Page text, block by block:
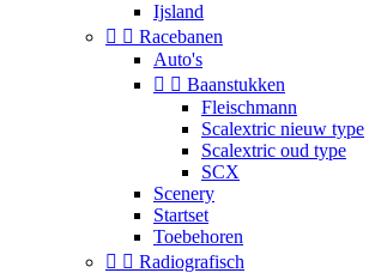
Ijsland
  Racebanen
Auto's
  Baanstukken
Fleischmann
Scalextric nieuw type
Scalextric oud type
SCX
Scenery
Startset
Toebehoren
  Radiografisch